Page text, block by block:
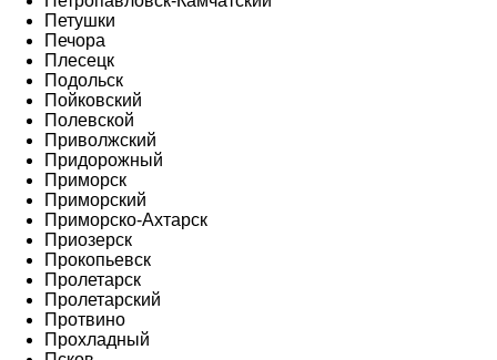
Петушки
Печора
Плесецк
Подольск
Пойковский
Полевской
Приволжский
Придорожный
Приморск
Приморский
Приморско-Ахтарск
Приозерск
Прокопьевск
Пролетарск
Пролетарский
Протвино
Прохладный